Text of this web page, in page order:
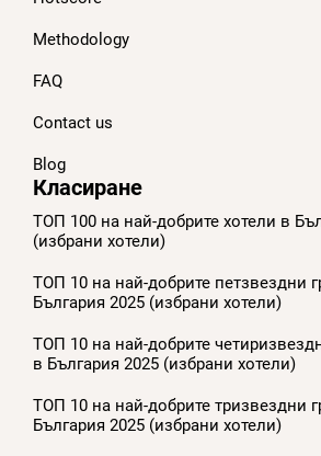
Methodology
FAQ
Contact us
Blog
Класиране
ТОП 100 на най-добрите хотели в
(избрани хотели)
ТОП 10 на най-добрите петзвездни
България 2025 (избрани хотели)
ТОП 10 на най-добрите
в България 2025 (избрани хотели)
ТОП 10 на най-добрите тризвездни
България 2025 (избрани хотели)